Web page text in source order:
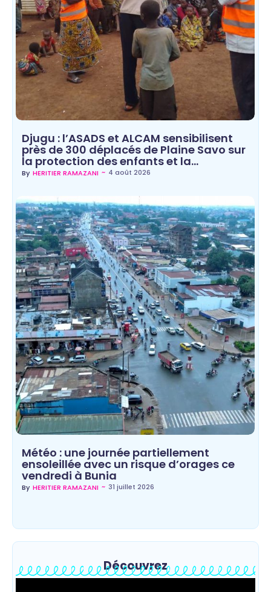
Djugu : l’ASADS et ALCAM sensibilisent
près de 300 déplacés de Plaine Savo sur
la protection des enfants et la…
By HERITIER RAMAZANI ~ 4 août 2026
Météo : une journée partiellement
ensoleillée avec un risque d’orages ce
vendredi à Bunia
By HERITIER RAMAZANI ~ 31 juillet 2026
Découvrez